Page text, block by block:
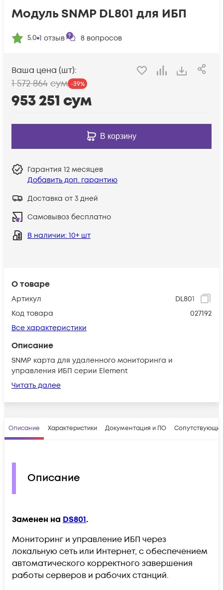
О товаре
Артикул
DL801
Код товара
027192
Все характеристики
Описание
SNMP карта для удаленного мониторинга и
управления ИБП серии Element
Читать далее
Модуль SNMP DL801 для ИБП
5.0 1 отзыв 8 вопросов
Ваша цена (шт):
1 572 864 сум -39%
953 251 сум
В корзину
Гарантия 12 месяцев
Добавить доп. гарантию
Доставка от 3 дней
Самовывоз бесплатно
В наличии: 10+ шт
Описание Характеристики Документация и ПО
Описание
Заменен на DS801.
Мониторинг и управление ИБП через
локальную сеть или Интернет, с обеспечением
автоматического корректного завершения
работы серверов и рабочих станций.